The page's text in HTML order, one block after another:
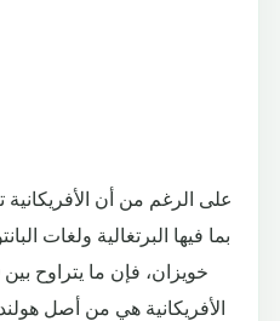
على الرغم من أن
بما فيها البرتغالية ولغات
الأفريكانية هي من أصل